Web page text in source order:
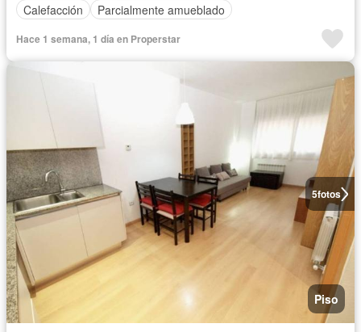
Calefacción
Parcialmente amueblado
Hace 1 semana, 1 día en Properstar
5fotos
Piso